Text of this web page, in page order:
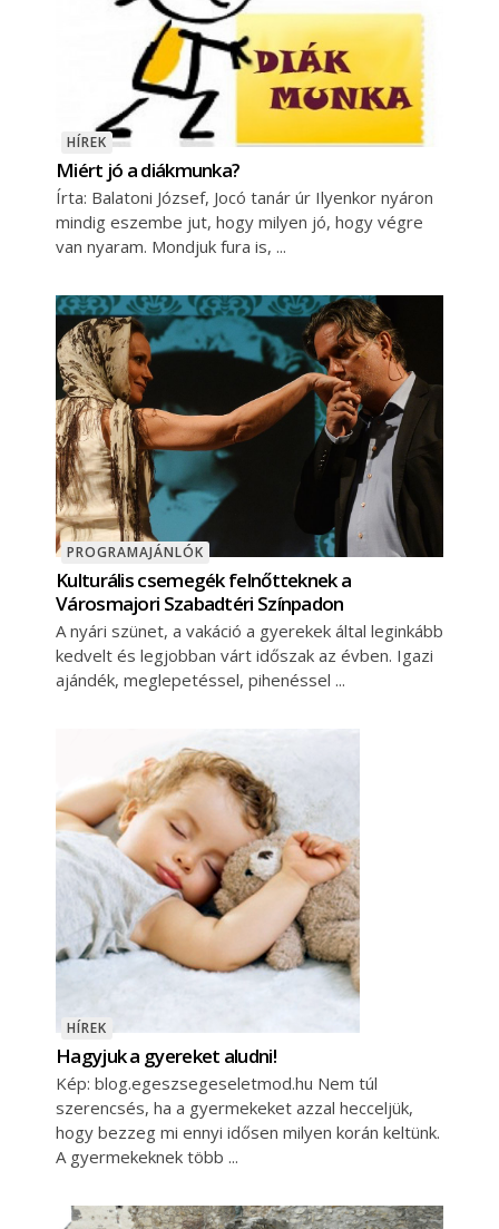
HÍREK
Miért jó a diákmunka?
Írta: Balatoni József, Jocó tanár úr Ilyenkor nyáron
mindig eszembe jut, hogy milyen jó, hogy végre
van nyaram. Mondjuk fura is,
PROGRAMAJÁNLÓK
Kulturális csemegék felnőtteknek a
Városmajori Szabadtéri Színpadon
A nyári szünet, a vakáció a gyerekek által leginkább
kedvelt és legjobban várt időszak az évben. Igazi
ajándék, meglepetéssel, pihenéssel
HÍREK
Hagyjuk a gyereket aludni!
Kép: blog.egeszsegeseletmod.hu Nem túl
szerencsés, ha a gyermekeket azzal hecceljük,
hogy bezzeg mi ennyi idősen milyen korán keltünk.
A gyermekeknek több